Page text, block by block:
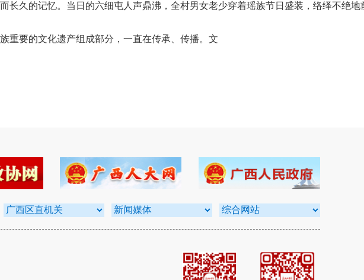
长久的记忆。当日的六细屯人声鼎沸，全村男女老少穿着瑶族节日盛装，络绎不绝地
重要的文化遗产组成部分，一直在传承、传播。文